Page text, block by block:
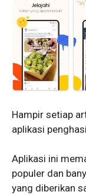
Hampir setiap
aplikasi
Aplikasi ini
populer dan
yang diberikan